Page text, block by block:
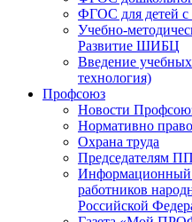
ФГОС для детей
Учебно-
Развитие ШИБЦ
Введение
технология)
Профсоюз
Новости
Нормативно
Охрана труда
Председателям
Информационный
работников
Российской